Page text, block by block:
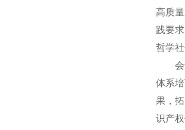
高质
践要
哲学
会议
体系
果，
识产